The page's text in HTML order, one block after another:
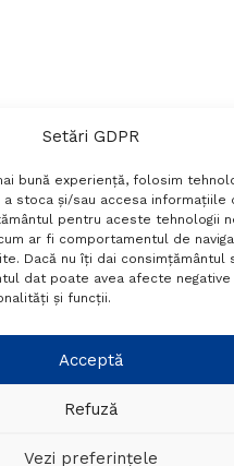
Setări GDPR
bună experiență, folosim
stoca și/sau accesa informațiile
pentru aceste tehnologii
ar fi comportamentul de
Dacă nu îți dai consimțământul
dat poate avea afecte negative
și funcții.
Acceptă
Refuză
Vezi preferințele
Politică de
Setări GDPR
+40 788 760 194